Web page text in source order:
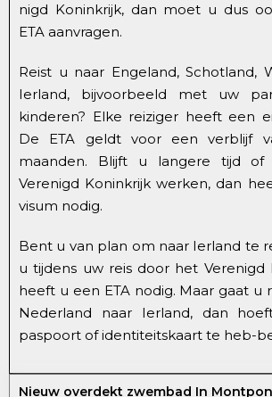
nigd Koninkrijk, dan moet u dus
ETA aanvragen.
Reist u naar Engeland, Schotland,
Ierland, bijvoorbeeld met uw
kinderen? Elke reiziger heeft een
De ETA geldt voor een verblijf
maanden. Blijft u langere tijd
Verenigd Koninkrijk werken, dan
visum nodig.
Bent u van plan om naar Ierland te
u tijdens uw reis door het Verenigd
heeft u een ETA nodig. Maar gaat u
Nederland naar Ierland, dan
paspoort of identiteitskaart te heb-
Nieuw overdekt zwembad In